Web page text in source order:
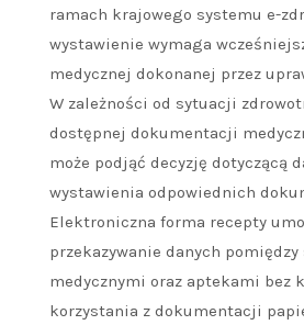
ramach krajowego systemu e-
wystawienie wymaga
medycznej dokonanej przez
W zależności od sytuacji
dostępnej dokumentacji
może podjąć decyzję dotyczącą
wystawienia odpowiednich
Elektroniczna forma recepty
przekazywanie danych
medycznymi oraz aptekami bez
korzystania z dokumentacji